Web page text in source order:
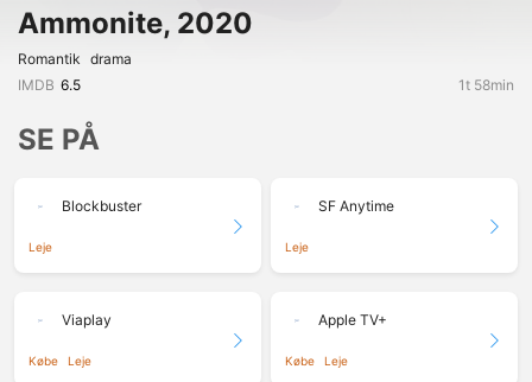
Ammonite, 2020
Romantik Drama
IMDB 6.5 1t 58min
SE PÅ
Blockbuster
Leje
SF Anytime
Leje
Viaplay
Købe Leje
Apple TV+
Købe Leje